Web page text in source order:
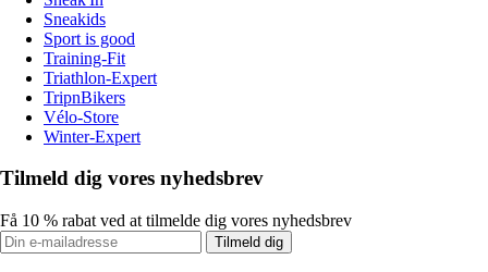
Sneakids
Sport is good
Training-Fit
Triathlon-Expert
TripnBikers
Vélo-Store
Winter-Expert
Tilmeld dig vores nyhedsbrev
Få 10 % rabat ved at tilmelde dig vores nyhedsbrev
Tilmeld dig